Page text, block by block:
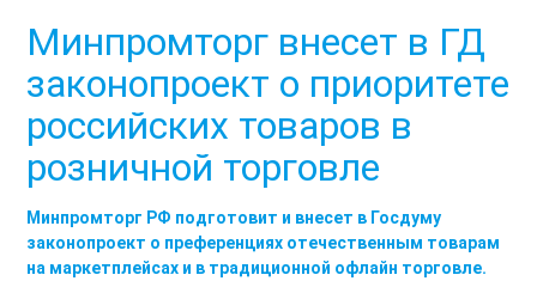
Минпромторг внесет в ГД
законопроект о приоритете
российских товаров в
розничной торговле
Минпромторг РФ подготовит и внесет в Госдуму
законопроект о преференциях отечественным товарам
на маркетплейсах и в традиционной офлайн торговле.